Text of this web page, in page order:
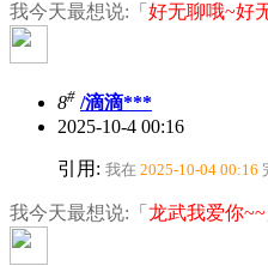
我今天最想说:「 好无聊哦~好
8# /滴滴***
2025-10-4 00:16
引用: 我在 2025-10-04 00:16
我今天最想说:「 龙武我爱你~~